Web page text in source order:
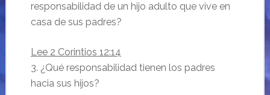
responsabilidad de un hijo adulto que vive en
casa de sus padres?
Lee 2 Corintios 12:14
3. ¿Qué responsabilidad tienen los padres
hacia sus hijos?